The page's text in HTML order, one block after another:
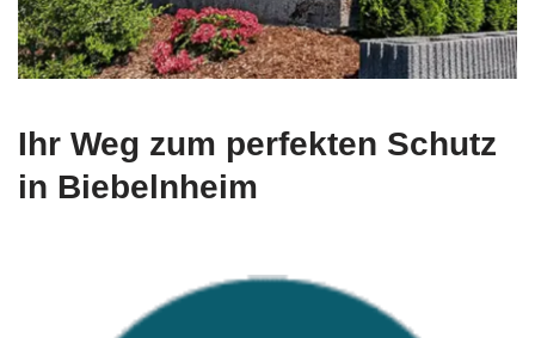
Ihr Weg zum perfekten Schutz
in Biebelnheim